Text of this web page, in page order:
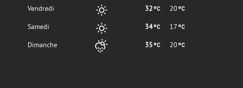
Vendredi 20
32
Samedi 17
34
Dimanche 20
35